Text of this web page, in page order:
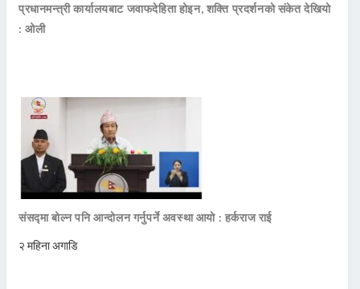
प्रधानमन्त्री कार्यालयबाट जवाफदेहिता होइन, शक्ति प्रदर्शनको संकेत देखियो
: ओली
संसद्मा बोल्न पनि आन्दोलन गर्नुपर्ने अवस्था आयो : हर्कराज राई
२ महिना अगाडि